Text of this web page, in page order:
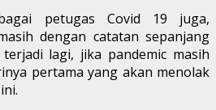
petugas Covid 19 juga,
dengan catatan sepanjang
lagi, jika pandemic masih
pertama yang akan menolak